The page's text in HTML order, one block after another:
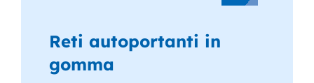
Reti autoportanti in
gomma